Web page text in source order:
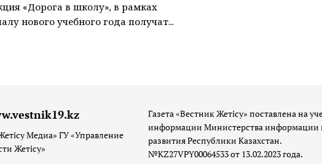
«Дорога в школу», в рамках
нового учебного года получат...
Медиа» ГУ «Управление
Жетісу»
Газета «Вестник Жетісу» поставлена на
информации Министерства информации
развития Республики Казахстан.
№KZ27VPY00064533 от 13.02.2023 года.